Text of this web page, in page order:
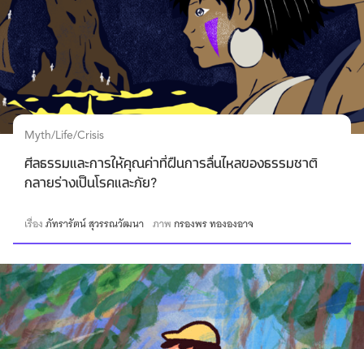
Myth/Life/Crisis
ศีลธรรมและการให้คุณค่าที่ฝืนการลื่นไหลของธรรมชาติ
กลายร่างเป็นโรคและภัย?
เรื่องภัทรารัตน์ สุวรรณวัฒนา ภาพกรองพร ทององอาจ